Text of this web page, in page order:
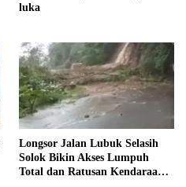
luka
Longsor Jalan Lubuk Selasih
Solok Bikin Akses Lumpuh
Total dan Ratusan Kendaraan